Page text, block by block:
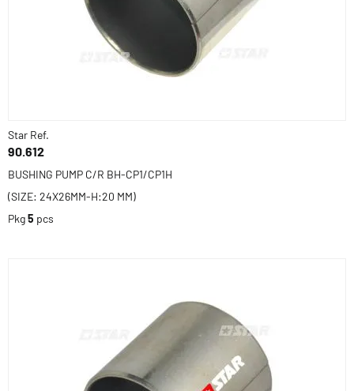
Star Ref.
90.612
BUSHING PUMP C/R BH-CP1/CP1H
(SIZE: 24X26MM-H:20 MM)
Pkg5 pcs